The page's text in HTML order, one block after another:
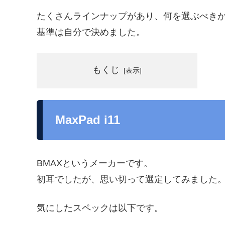
たくさんラインナップがあり、何を選ぶべき
基準は自分で決めました。
もくじ
MaxPad i11
BMAXというメーカーです。
初耳でしたが、思い切って選定してみました。
気にしたスペックは以下です。